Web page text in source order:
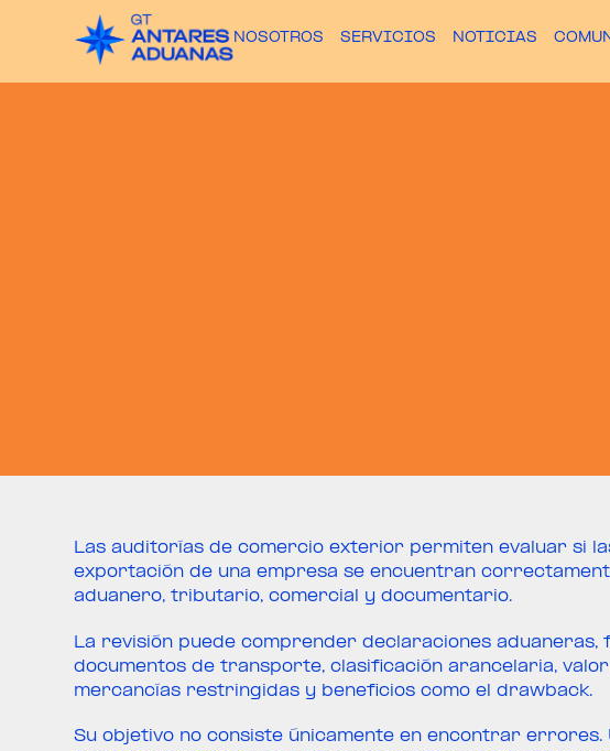
NOSOTROS SERVICIOS NOTICIAS
Las auditorías de comercio exterior permiten evaluar si
exportación de una empresa se encuentran
aduanero, tributario, comercial y documentario.
La revisión puede comprender declaraciones
documentos de transporte, clasificación arancelaria,
mercancías restringidas y beneficios como el drawback.
Su objetivo no consiste únicamente en encontrar